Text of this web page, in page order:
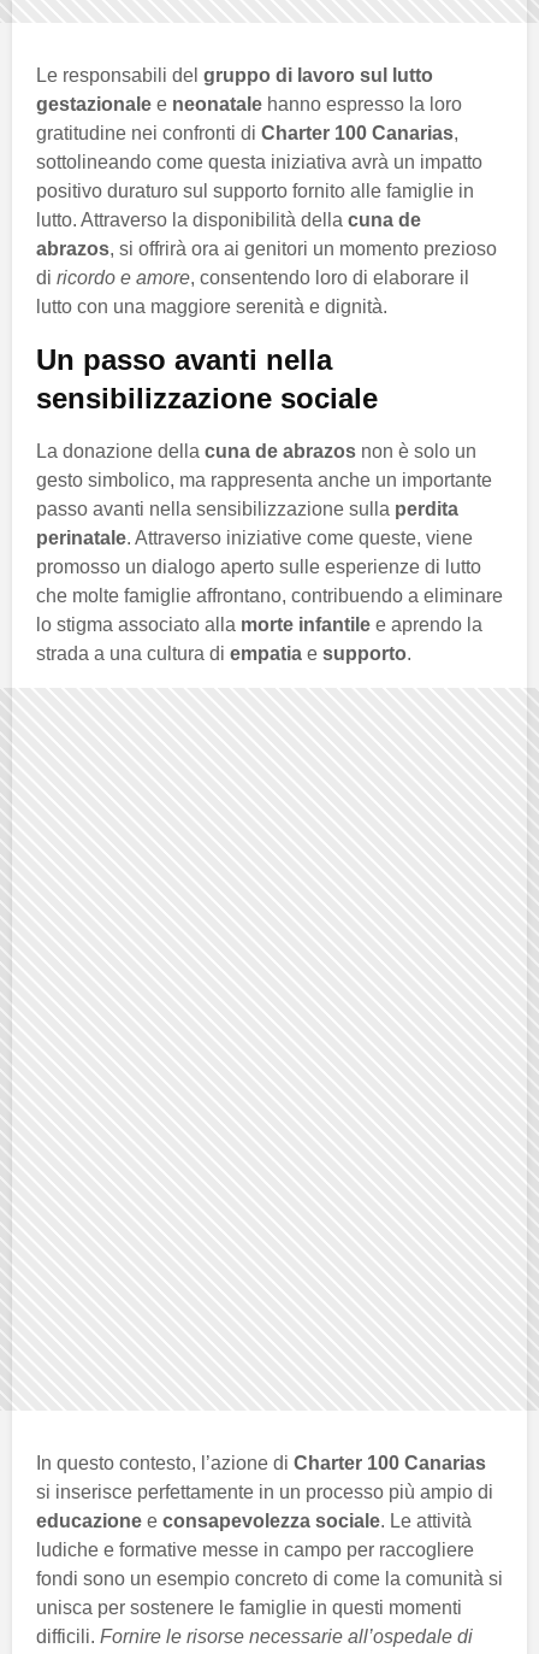
Le responsabili del gruppo di lavoro sul lutto
gestazionale e neonatale hanno espresso la loro
gratitudine nei confronti di Charter 100 Canarias,
sottolineando come questa iniziativa avrà un impatto
positivo duraturo sul supporto fornito alle famiglie in
lutto. Attraverso la disponibilità della cuna de
abrazos, si offrirà ora ai genitori un momento prezioso
di ricordo e amore, consentendo loro di elaborare il
lutto con una maggiore serenità e dignità.
Un passo avanti nella
sensibilizzazione sociale
La donazione della cuna de abrazos non è solo un
gesto simbolico, ma rappresenta anche un importante
passo avanti nella sensibilizzazione sulla perdita
perinatale. Attraverso iniziative come queste, viene
promosso un dialogo aperto sulle esperienze di lutto
che molte famiglie affrontano, contribuendo a eliminare
lo stigma associato alla morte infantile e aprendo la
strada a una cultura di empatia e supporto.
In questo contesto, l’azione di Charter 100 Canarias
si inserisce perfettamente in un processo più ampio di
educazione e consapevolezza sociale. Le attività
ludiche e formative messe in campo per raccogliere
fondi sono un esempio concreto di come la comunità si
unisca per sostenere le famiglie in questi momenti
difficili. Fornire le risorse necessarie all’ospedale di